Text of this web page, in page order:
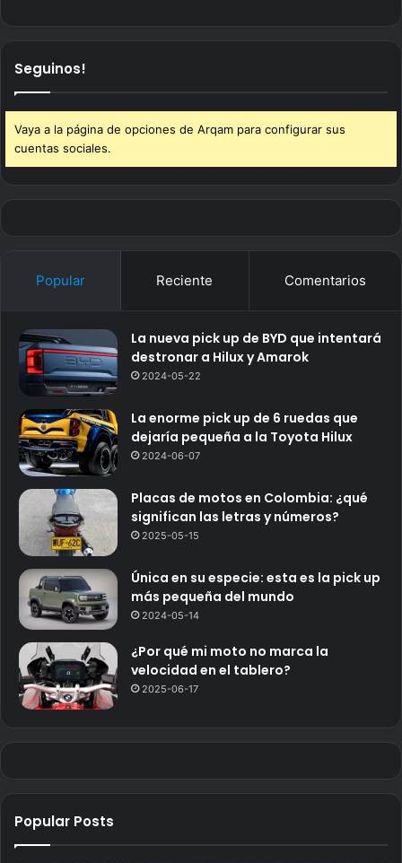
Seguinos!
Vaya a la página de opciones de Arqam para configurar sus
cuentas sociales.
Popular Reciente Comentarios
La nueva pick up de BYD que intentará
destronar a Hilux y Amarok
2024-05-22
La enorme pick up de 6 ruedas que
dejaría pequeña a la Toyota Hilux
2024-06-07
Placas de motos en Colombia: ¿qué
significan las letras y números?
2025-05-15
Única en su especie: esta es la pick up
más pequeña del mundo
2024-05-14
¿Por qué mi moto no marca la
velocidad en el tablero?
2025-06-17
Popular Posts